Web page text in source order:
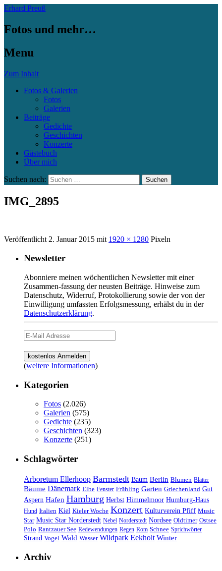
Erhard Preuß
Fotos und mehr…
Menu
Zum Inhalt
Fotos & Galerien
Fotos
Galerien
Beiträge
Gedichte
Geschichten
Konzerte
Gästebuch
Über mich
Suchen nach:
IMG_2895
Veröffentlicht 2. Januar 2015 mit 1920 × 1280 Pixeln
Newsletter
Abonniere meinen wöchentlichen Newsletter mit einer
Zusammen-fassung der neusten Beiträge. Hinweise zum
Datenschutz, Widerruf, Protokollierung sowie der von der
Einwilligung umfassten Erfolgsmessung, erhälst du in der
Datenschutzerklärung.
(weitere Informationen)
Kategorien
Fotos (2.026)
Galerien (575)
Gedichte (235)
Geschichten (323)
Konzerte (251)
Schlagwörter
Arboretum Ellerhoop Barmstedt Baum Berlin Blumen Blätter
Bäume Dänemark Elbe Fenster Frühling Garten Griechenland Gut
Aspern Hafen Hamburg Herbst Himmelmoor Humburg-Haus
Hund Italien Kiel Kieler Woche Konzert Kulturverein Pfiff Music
Star Music Star Norderstedt Nebel Norderstedt Nordsee Oldtimer Ostsee
Polo Rantzauer See Redewendungen Regen Rom Schnee Sprichwörter
Strand Vogel Wald Wasser Wildpark Eekholt Winter
Archiv